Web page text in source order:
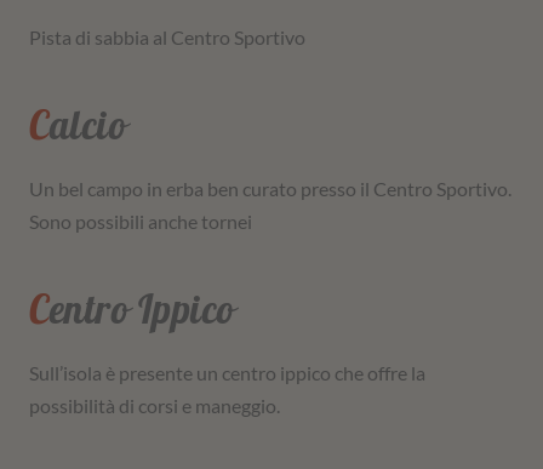
Pista di sabbia al Centro Sportivo
Calcio
Un bel campo in erba ben curato presso il Centro Sportivo.
Sono possibili anche tornei
Centro Ippico
Sull’isola è presente un centro ippico che offre la
possibilità di corsi e maneggio.